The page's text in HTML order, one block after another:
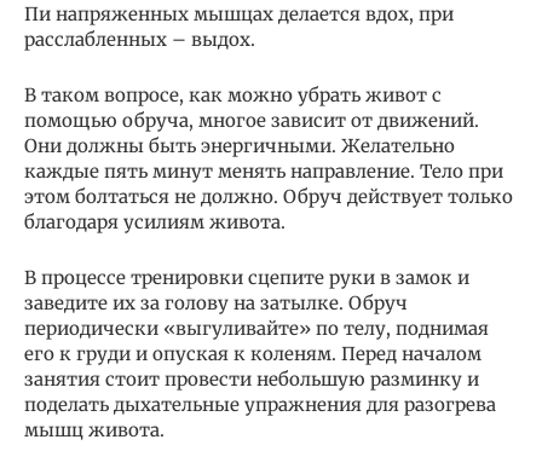
Пи напряженных мышцах делается вдох, при
расслабленных – выдох.
В таком вопросе, как можно убрать живот с
помощью обруча, многое зависит от движений.
Они должны быть энергичными. Желательно
каждые пять минут менять направление. Тело при
этом болтаться не должно. Обруч действует только
благодаря усилиям живота.
В процессе тренировки сцепите руки в замок и
заведите их за голову на затылке. Обруч
периодически «выгуливайте» по телу, поднимая
его к груди и опуская к коленям. Перед началом
занятия стоит провести небольшую разминку и
поделать дыхательные упражнения для разогрева
мышц живота.